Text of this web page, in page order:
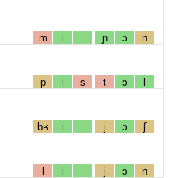
m i ɲ ɔ n
p i s t ɔ l
bʁ i j ɔ ʃ
l i j ɔ n